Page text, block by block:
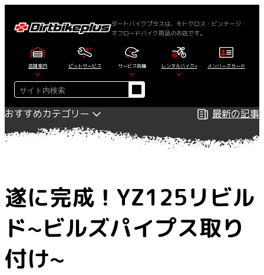
ダートバイクプラスは、モトクロス・ビンテージ・
オフロードバイク用品のお店です。
店舗案内 ピットサービス サービス各種 レンタルバイク+ メンバーズカード
検
索
おすすめカテゴリー
最新の記事
遂に完成！YZ125リビル
ド~ビルズパイプス取り
付け~